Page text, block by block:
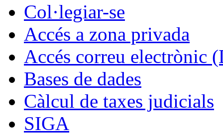
Col·legiar-se
Accés a zona privada
Accés correu electrònic
Bases de dades
Càlcul de taxes judicials
SIGA